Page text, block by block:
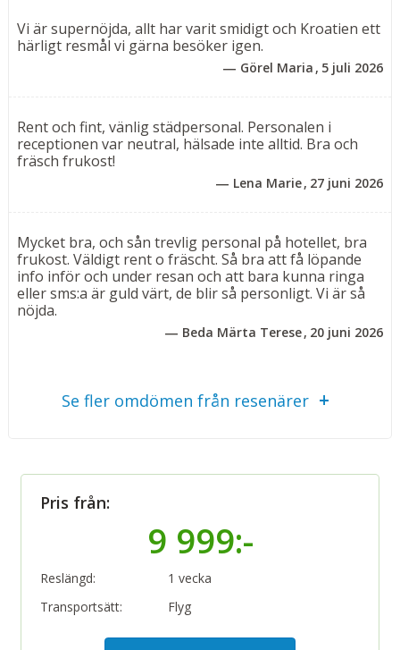
platt-TV med satellitkanaler, telefon, kylskåp,
vattenkokare, säkerhetsbox, hårfön och badrum med
dusch, wc och gratis badprodukter.
Enrumslägenhet för 2-4 personer utan balkong.
Moderna enrumslägenheter (32m² - 42m²) består av ett
pentry, kombinerat sovrum med dubbelsäng (180 x 200
cm) och bäddsoffa (160 x 190 cm) rekommenderas för 1
småbåtshamnen.
Lägenheterna är utrustade med luftkonditionering, Wi-
Fi, platt-TV med satellitkanaler, telefon,
kylskåp, vattenkokare, mikrovågsugn, säkerhetsbox,
hårfön och rymligt badrum med dusch och badkar, wc
och gratis badprodukter.
Klapperstensstrand samt hotellets inomhus- och
Uppvärmd inomhuspool 24 m²
Måltider
Övrigt
Byggt 2014. 24-timmarsreception. Restaurang, bar,
kafé, pool, spa-avdelning med inomhuspool samt gym.
Uppvärmd utomhuspool. Rymlig konferenssal för 60
Vi är supernöjda, allt har varit smidigt och Kroatien ett
härligt resmål vi gärna besöker igen.
Görel Maria 5 juli 2026
Rent och fint, vänlig städpersonal. Personalen i
receptionen var neutral, hälsade inte alltid. Bra och
fräsch frukost!
Lena Marie 27 juni 2026
Mycket bra, och sån trevlig personal på hotellet, bra
frukost. Väldigt rent o fräscht. Så bra att få löpande
info inför och under resan och att bara kunna ringa
eller sms:a är guld värt, de blir så personligt. Vi är så
nöjda.
Beda Märta Terese 20 juni 2026
Se fler omdömen från resenärer
Pris från:
9 999:-
Reslängd:
1 vecka
Transportsätt:
Flyg